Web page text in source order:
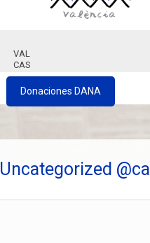
VAL
CAS
Donaciones DANA
Uncategorized @ca